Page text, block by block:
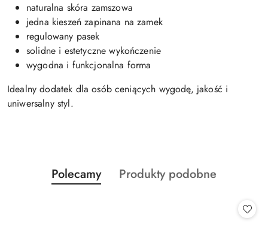
naturalna skóra zamszowa
jedna kieszeń zapinana na zamek
regulowany pasek
solidne i estetyczne wykończenie
wygodna i funkcjonalna forma
Idealny dodatek dla osób ceniących wygodę, jakość i
uniwersalny styl.
Pomiń karuzelę produktów
Produkty
o
Polecamy
Produkty
Produkty podobne